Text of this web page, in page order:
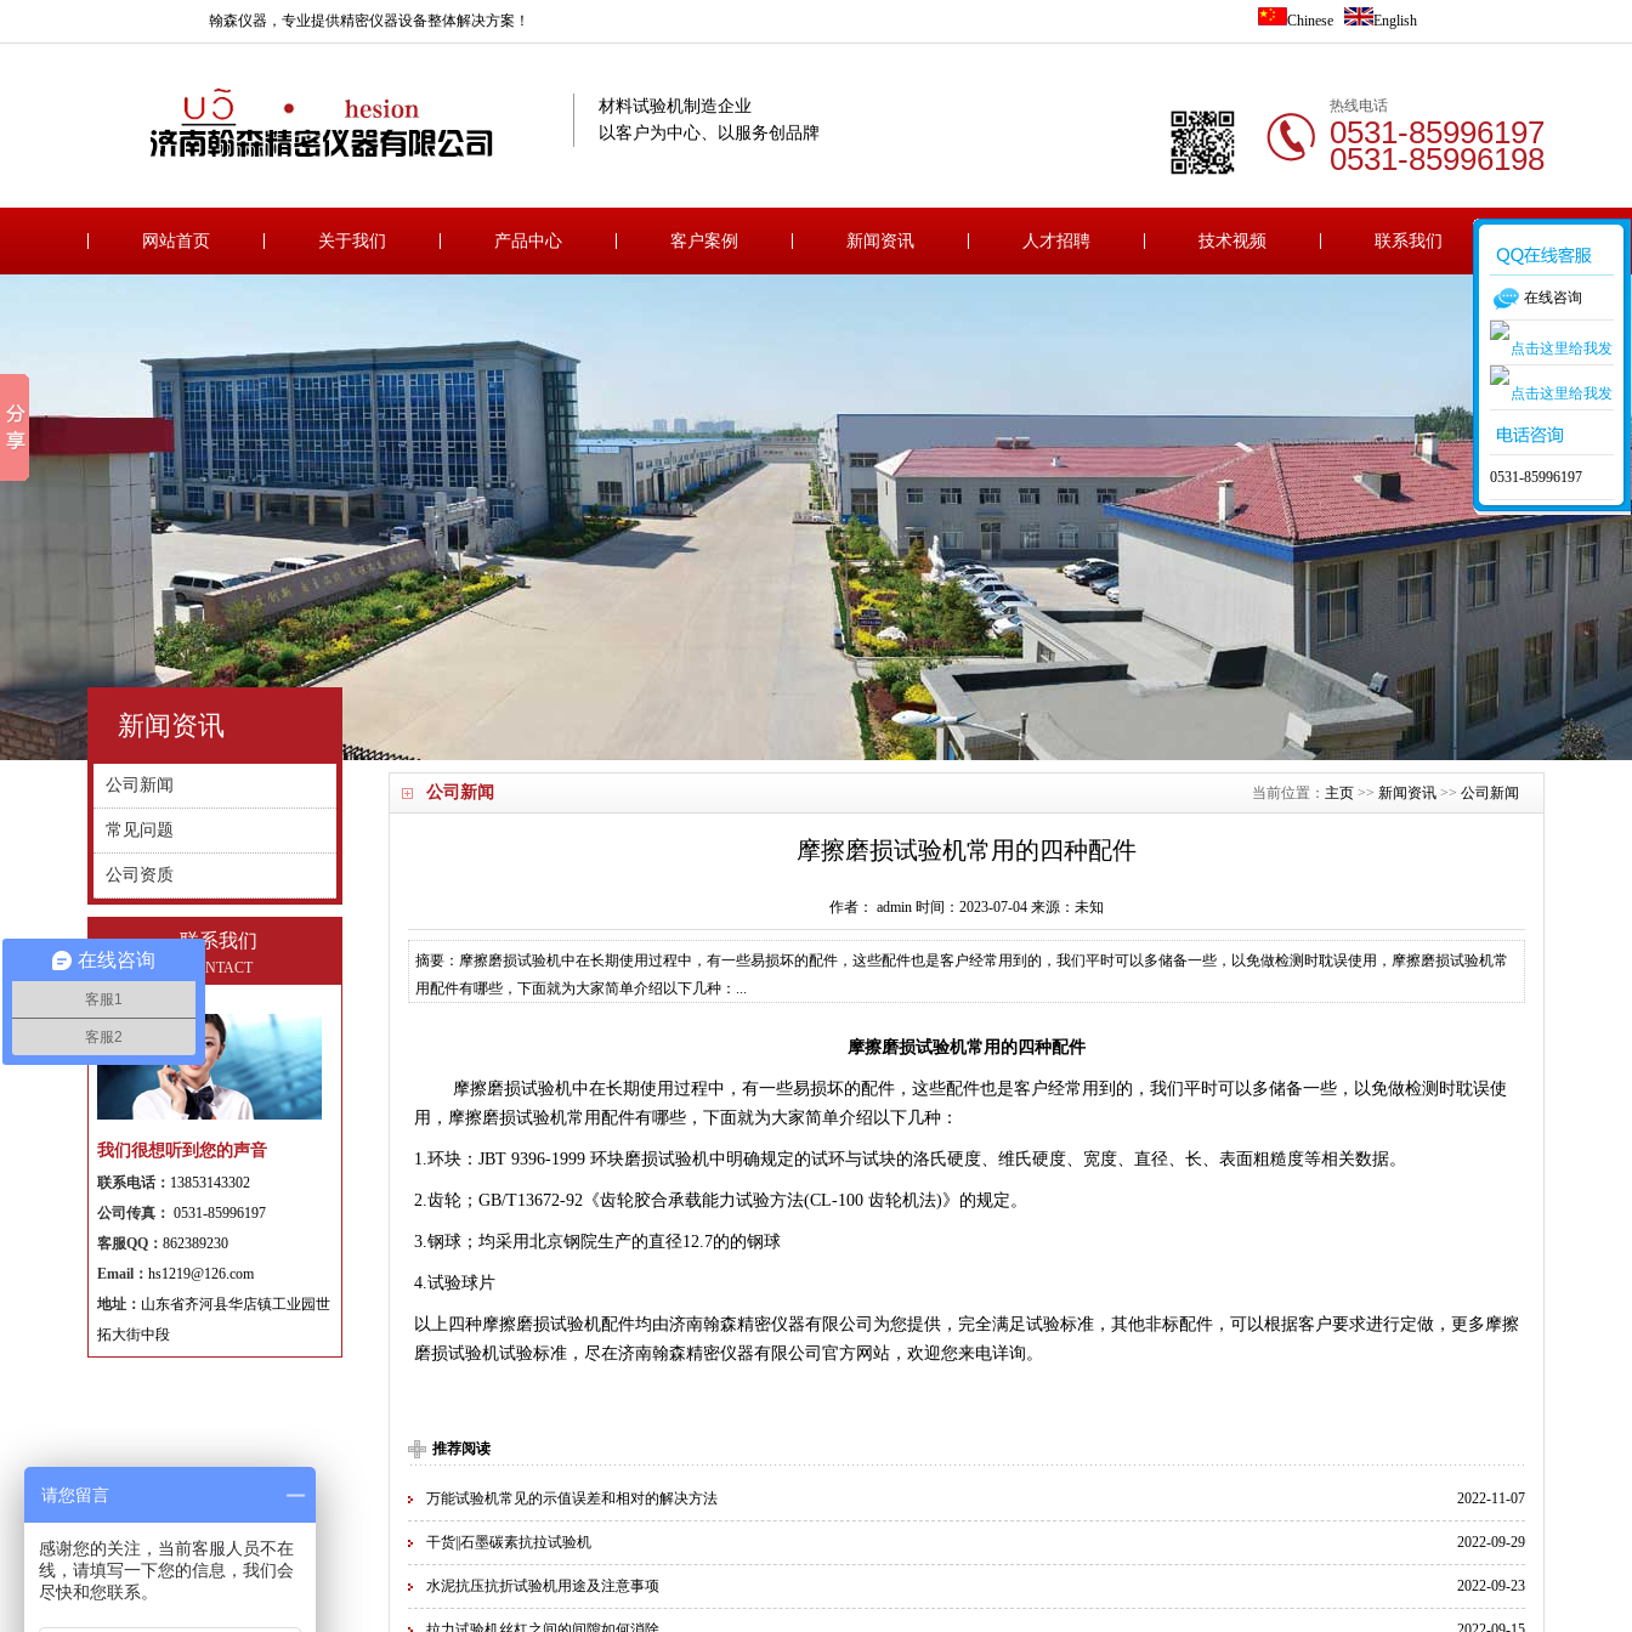
翰森仪器，专业提供精密仪器设备整体解决方案！ Chinese English
材料试验机制造企业
以客户为中心、以服务创品牌
热线电话
0531-85996197
0531-85996198
网站首页 关于我们 产品中心 客户案例 新闻资讯 人才招聘 技术视频 联系我们
公司新闻 当前位置： 主页 >> 新闻资讯 >> 公司新闻
摩擦磨损试验机常用的四种配件
作者： admin 时间：2023-07-04 来源：未知
摘要：摩擦磨损试验机中在长期使用过程中，有一些易损坏的配件，这些配件也是客户经常用到的，我们平时可以多储备一些，以免做检测时耽误使用，摩擦磨损试验机常
用配件有哪些，下面就为大家简单介绍以下几种：...
摩擦磨损试验机常用的四种配件
摩擦磨损试验机中在长期使用过程中，有一些易损坏的配件，这些配件也是客户经常用到的，我们平时可以多储备一些，以免做检测时耽误使
用，摩擦磨损试验机常用配件有哪些，下面就为大家简单介绍以下几种：
1.环块： JBT 9396-1999 环块磨损试验机中明确规定的试环与试块的洛氏硬度、维氏硬度、宽度、直径、长、表面粗糙度等相关数据。
2.齿轮； GB/T13672-92 《齿轮胶合承载能力试验方法(CL-100 齿轮机法)》的规定。
3.钢球；均采用北京钢院生产的直径12.7的的钢球
4.试验球片
以上四种摩擦磨损试验机配件均由济南翰森精密仪器有限公司为您提供，完全满足试验标准，其他非标配件，可以根据客户要求进行定做，更多摩擦
磨损试验机试验标准，尽在济南翰森精密仪器有限公司官方网站，欢迎您来电详询。
推荐阅读
万能试验机常见的示值误差和相对的解决方法 2022-11-07
干货||石墨碳素抗拉试验机 2022-09-29
水泥抗压抗折试验机用途及注意事项 2022-09-23
新闻资讯
公司新闻
常见问题
公司资质
联系我们
CONTACT
我们很想听到您的声音
联系电话： 13853143302
公司传真： 0531-85996197
客服QQ： 862389230
Email： hs1219@126.com
地址： 山东省齐河县华店镇工业园世
拓大街中段
在线咨询
0531-85996197
在线咨询
客服1
客服2
请您留言
感谢您的关注，当前客服人员不在
线，请填写一下您的信息，我们会
尽快和您联系。